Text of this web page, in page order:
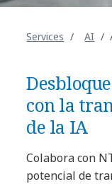
Services AI
con la
de la IA
Colabora con
potencial de